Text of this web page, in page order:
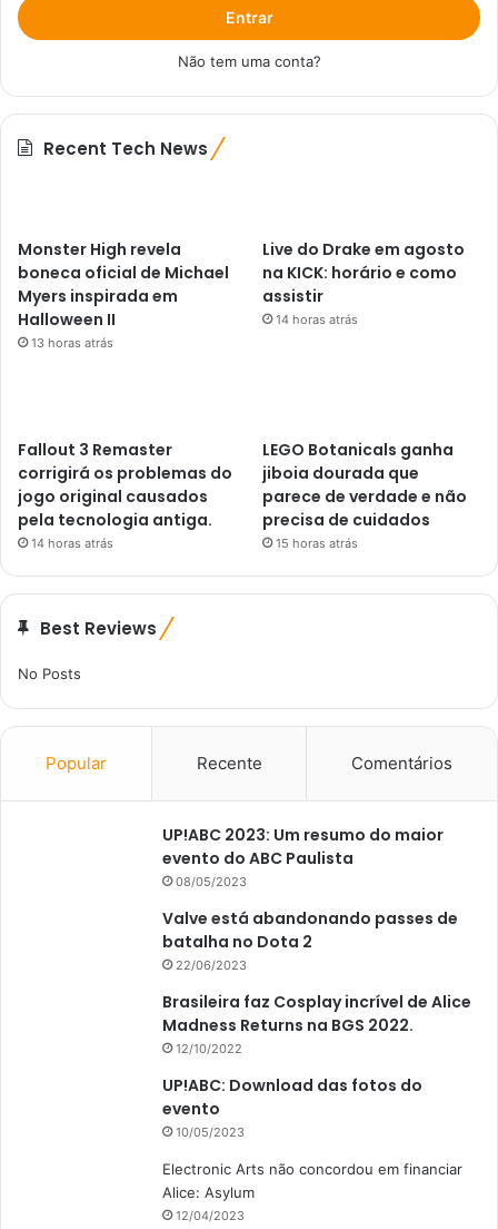
Entrar
Não tem uma conta?
Recent Tech News
Monster High revela
boneca oficial de Michael
Myers inspirada em
Halloween II
13 horas atrás
Live do Drake em agosto
na KICK: horário e como
assistir
14 horas atrás
Fallout 3 Remaster
corrigirá os problemas do
jogo original causados ​​
pela tecnologia antiga.
14 horas atrás
LEGO Botanicals ganha
jiboia dourada que
parece de verdade e não
precisa de cuidados
15 horas atrás
Best Reviews
No Posts
Popular Recente Comentários
UP!ABC 2023: Um resumo do maior
evento do ABC Paulista
08/05/2023
Valve está abandonando passes de
batalha no Dota 2
22/06/2023
Brasileira faz Cosplay incrível de Alice
Madness Returns na BGS 2022.
12/10/2022
UP!ABC: Download das fotos do
evento
10/05/2023
Electronic Arts não concordou em financiar
Alice: Asylum
12/04/2023